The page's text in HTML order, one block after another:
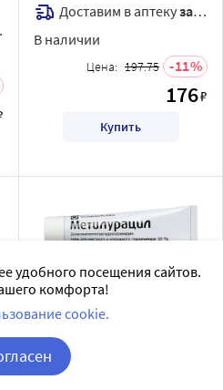
Доставим в аптекузавтра
В наличии
Цена: 197.75 11
176₽
Купить
Метилурацил 10% мазь 25
гр
удобного посещения сайтов.
комфорта!
cookie.